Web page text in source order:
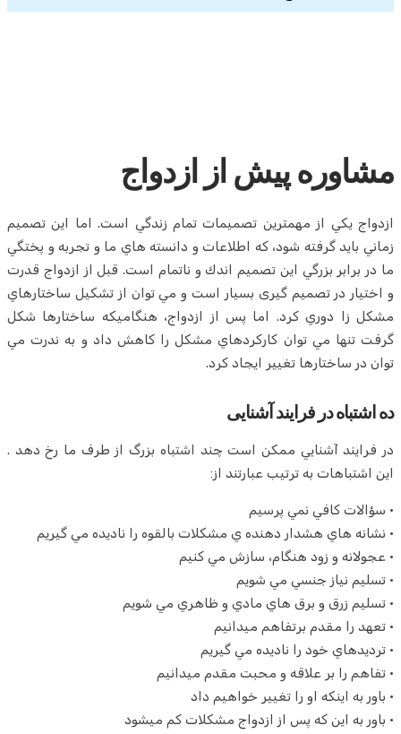
مشاوره پیش از ازدواج
ازدواج يكي از مهمترين تصميمات تمام زندگي است. اما اين تصميم
زماني بايد گرفته شود، كه اطلاعات و دانسته هاي ما و تجربه و پختگي
ما در برابر بزرگي اين تصميم اندك و ناتمام است. قبل از ازدواج قدرت
و اختيار در تصمیم گیری بسيار است و مي توان از تشكيل ساختارهاي
مشكل زا دوري كرد. اما پس از ازدواج، هنگاميكه ساختارها شكل
گرفت تنها مي توان كاركردهاي مشكل را كاهش داد و به ندرت مي
توان در ساختارها تغيير ايجاد كرد.
ده اشتباه در فرايند آشنايی
در فرايند آشنايي ممكن است چند اشتباه بزرگ از طرف ما رخ دهد .
اين اشتباهات به ترتيب عبارتند از:
• سؤالات كافي نمي پرسيم
• نشانه هاي هشدار دهنده ي مشكلات بالقوه را ناديده مي گيريم
• عجولانه و زود هنگام، سازش مي كنيم
• تسليم نياز جنسي مي شويم
• تسليم زرق و برق هاي مادي و ظاهري مي شويم
• تعهد را مقدم برتفاهم میدانیم
• ترديدهاي خود را ناديده مي گيريم
• تفاهم را بر علاقه و محبت مقدم میدانیم
• باور به اينكه او را تغيير خواهيم داد
• باور به اين كه پس از ازدواج مشكلات كم ميشود